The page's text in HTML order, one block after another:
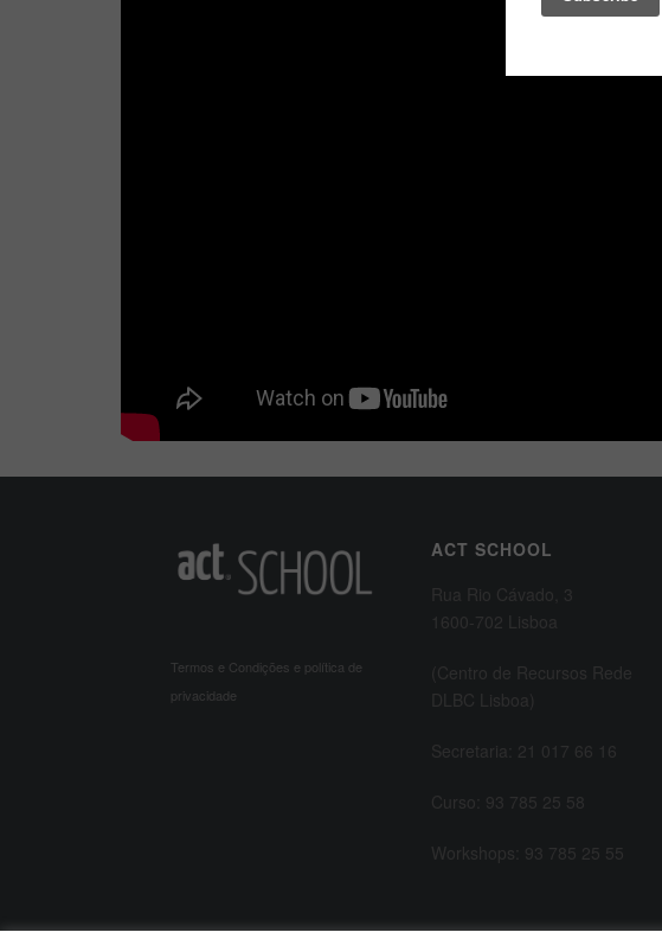
Termos e Condições e política de
privacidade
ACT SCHOOL
Rua Rio Cávado, 3
1600-702 Lisboa
(Centro de Recursos Rede
DLBC Lisboa)
Secretaria: 21 017 66 16
Curso: 93 785 25 58
Workshops: 93 785 25 55